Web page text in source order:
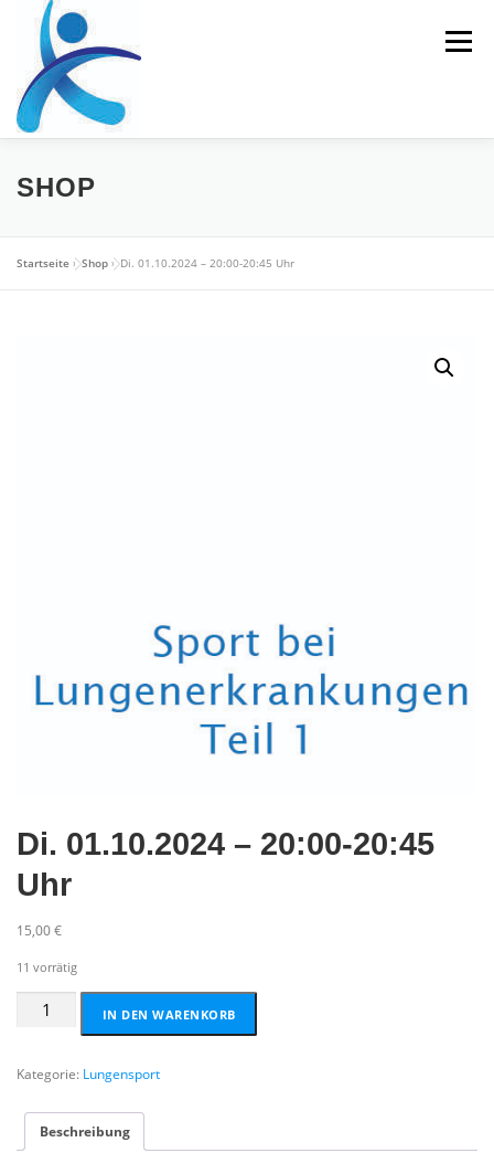
springen
Menü
HOME
ERNÄHRUNGSBERATUNG
SHOP
Startseite »Shop »Di. 01.10.2024 – 20:00-20:45 Uhr
Di. 01.10.2024 – 20:00-20:45
Uhr
15,00€
11 vorrätig
20:00-
Uhr
Menge
IN DEN WARENKORB
Kategorie: Lungensport
Beschreibung